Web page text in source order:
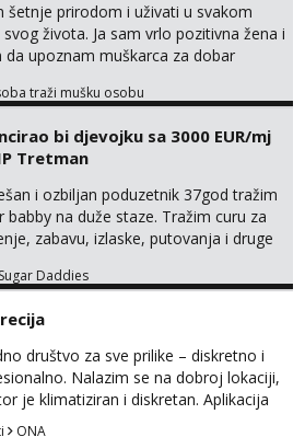
:)
mob:1,12€ min
iz predgrađa traži...
677 - Kod: #160
me kada se oslobodi
677- Kod: #106
- mob:1,12€ min
šetnje prirodom i uživati u svakom
svog života. Ja sam vrlo pozitivna žena i
da upoznam muškarca za dobar
ispod i nadji me tamo, cekam te!
traži mušku osobu
bi djevojku sa 3000 EUR/mj
Tretman
i ozbiljan poduzetnik 37god tražim
babby na duže staze. Tražim curu za
zabavu, izlaske, putovanja i druge
komunikativna, zgodna i atraktivna
Sugar Daddies
društvo za sve prilike – diskretno i
Nalazim se na dobroj lokaciji,
je klimatiziran i diskretan. Aplikacija
sapp 0957660399.
ONA